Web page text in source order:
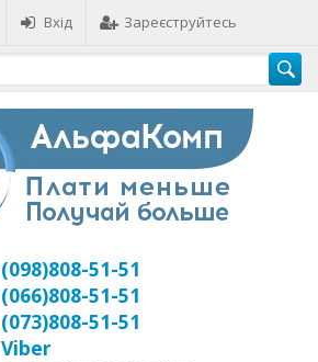
Вхід Зареєструйтесь
(098)808-51-51
(066)808-51-51
(073)808-51-51
Viber